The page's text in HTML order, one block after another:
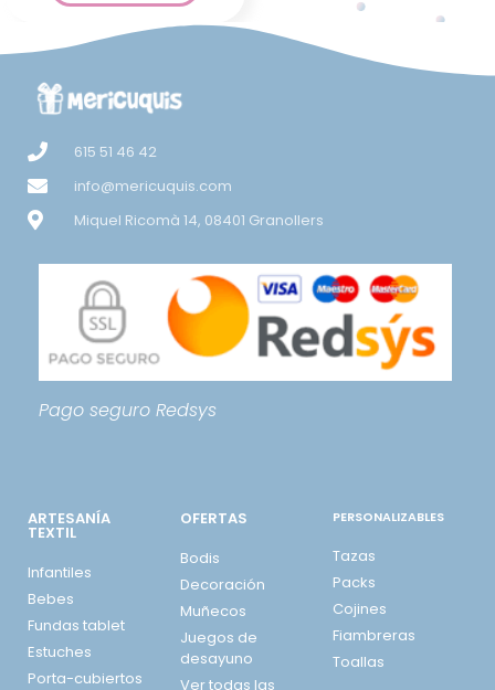
615 51 46 42
info@mericuquis.com
Miquel Ricomà 14, 08401 Granollers
Pago seguro Redsys
ARTESANÍA
TEXTIL
Infantiles
Bebes
Fundas tablet
Estuches
Porta-cubiertos
OFERTAS
Bodis
Decoración
Muñecos
Juegos de
desayuno
Ver todas las
PERSONALIZABLES
Tazas
Packs
Cojines
Fiambreras
Toallas